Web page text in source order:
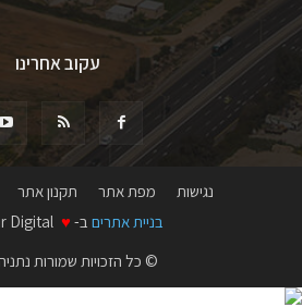
עקוב אחרינו
נגישות מפת אתר תקנון אתר
בניית אתרים ב- ♥
© כל הזכויות שמורות נתניה